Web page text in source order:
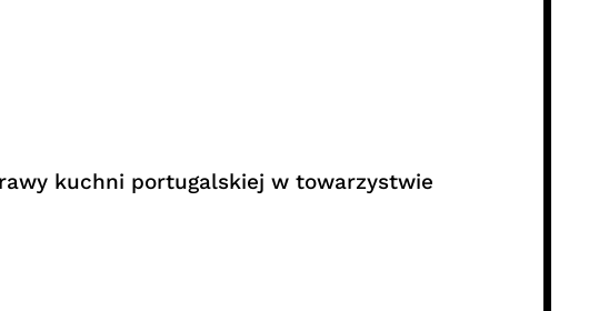
kuchni portugalskiej w towarzystwie